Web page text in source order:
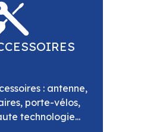
: antenne,
porte-vélos,
technologie...